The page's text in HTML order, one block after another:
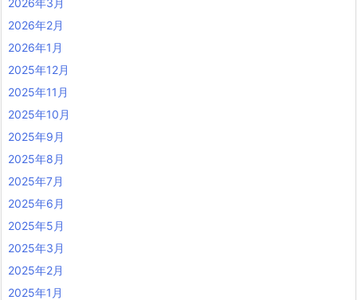
2026年3月
2026年2月
2026年1月
2025年12月
2025年11月
2025年10月
2025年9月
2025年8月
2025年7月
2025年6月
2025年5月
2025年3月
2025年2月
2025年1月